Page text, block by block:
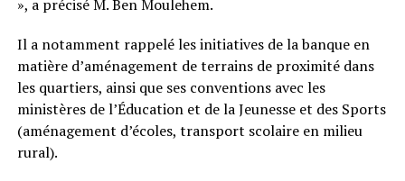
», a précisé M. Ben Moulehem.
Il a notamment rappelé les initiatives de la banque en
matière d’aménagement de terrains de proximité dans
les quartiers, ainsi que ses conventions avec les
ministères de l’Éducation et de la Jeunesse et des Sports
(aménagement d’écoles, transport scolaire en milieu
rural).